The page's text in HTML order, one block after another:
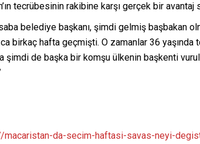
tecrübesinin rakibine karşı gerçek bir avantaj
belediye başkanı, şimdi gelmiş başbakan
birkaç hafta geçmişti. O zamanlar 36
şimdi de başka bir komşu ülkenin başkenti
da-secim-haftasi-savas-neyi-